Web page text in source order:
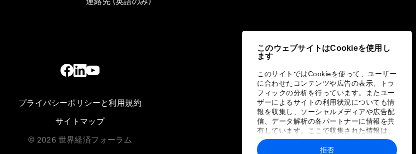
このウェブサイトはCookieを使用し
ます
このサイトではCookieを使って、ユーザー
に合わせたコンテンツや広告の表示、トラ
フィックの分析を行っています。またユー
ザーによるサイトの利用状況についても情
報を収集し、ソーシャルメディアや広告配
信、データ解析の各パートナーに情報を共
有しています。ここで収集された情報は、
ユーザーが各パートナーに提供した他の情
報や各パートナーのサービスを使用した際
拒否
プライバシーポリシーと利用規約
サイトマップ
© 2026 世界経済フォーラム